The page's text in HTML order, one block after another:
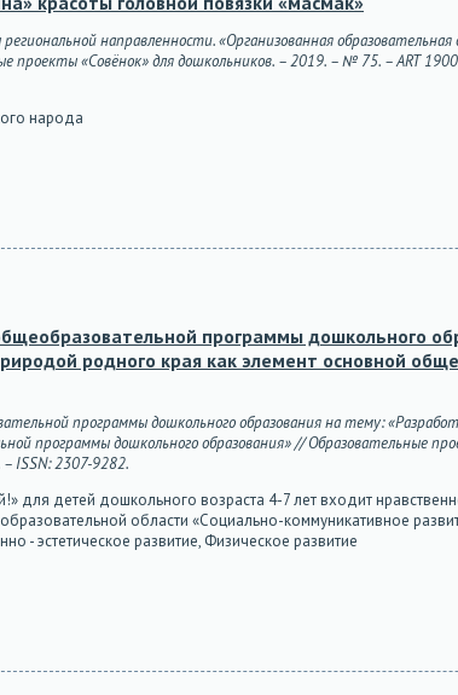
направленности. «Организованная
проекты «Совёнок» для дошкольников. – 2019. – № 75. – ART
народа
программы дошкольного
родного края как элемент основной
программы дошкольного образования на тему:
программы дошкольного образования» // Образовательные
ISSN: 2307-9282.
детей дошкольного возраста 4-7 лет входит
области «Социально-коммуникативное
- эстетическое развитие, Физическое развитие